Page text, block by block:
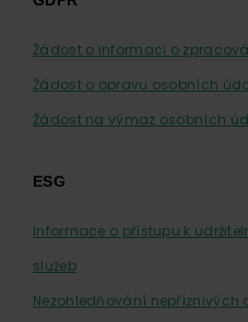
Žádost o informaci o
Žádost o opravu osobních
Žádost na výmaz osobních
ESG
Informace o přístupu k
služeb
Nezohledňování